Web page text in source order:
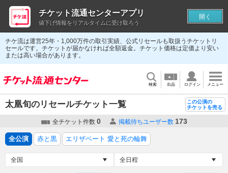
チケ流は運営25年・1,000万件の取引実績、公式リセールも取扱うチケットリ
セールです。チケットが届かなければ全額返金。チケット価格は定価より安い
または高い場合があります。
検索 出品 ログイン メニュー
太凰旬のリセールチケット一覧
この公演の
チケットを売る
全チケット件数 0 掲載待ちユーザー数 173
全公演 赤と黒 エリザベート 愛と死の輪舞
チケット流通センターアプリ
値下げ情報をリアルタイムに受け取ろう
開く